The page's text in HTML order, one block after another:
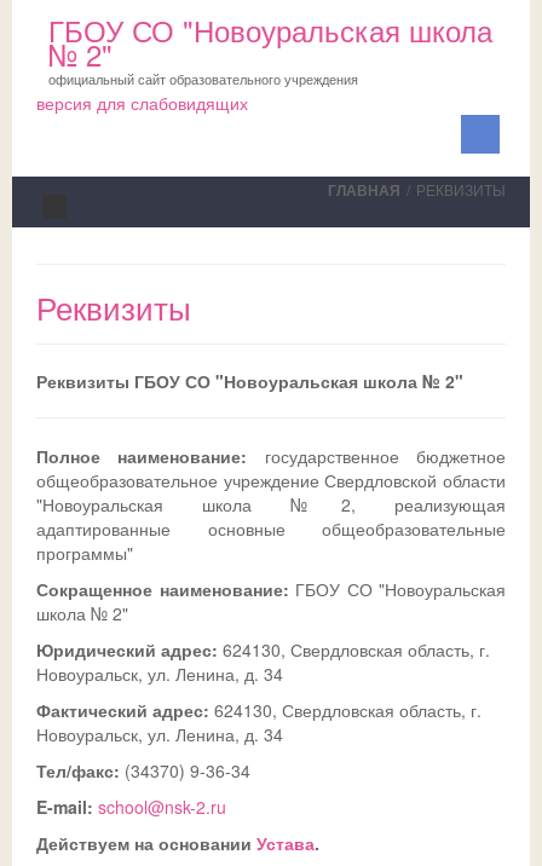
ГБОУ СО "Новоуральская школа
№ 2"
официальный сайт образовательного учреждения
версия для слабовидящих
Школа
Новости
СМИ о нас
Дни открытых дверей
Актуально
Исполнение законодательства
Общешкольные
Коллектив
Профсоюз
Доска почета
Традиции
Музей
Антикоррупционные мероприятия
Документы на ПМПК
Медблок
Трудовой отряд
Команда волонтеров
Совет обучающихся
ГИА-2026
Допобразование
ВПР
Родителям
Школьная служба примирения
Безопасность детей в летний период
НОКО
Ссылки
СФЕРУМ - sferum.ru
ЦОК - educont.ru
ВК
ГЛАВНАЯ / РЕКВИЗИТЫ
Реквизиты
Реквизиты ГБОУ СО "Новоуральская школа № 2"
Полное наименование: государственное бюджетное
общеобразовательное учреждение Свердловской области
"Новоуральская школа №2, реализующая
адаптированные основные общеобразовательные
программы"
Сокращенное наименование: ГБОУ СО "Новоуральская
школа № 2"
Юридический адрес: 624130, Свердловская область, г.
Новоуральск, ул. Ленина, д. 34
Фактический адрес: 624130, Свердловская область, г.
Новоуральск, ул. Ленина, д. 34
Тел/факс: (34370) 9-36-34
E-mail: school@nsk-2.ru
Действуем на основании Устава.